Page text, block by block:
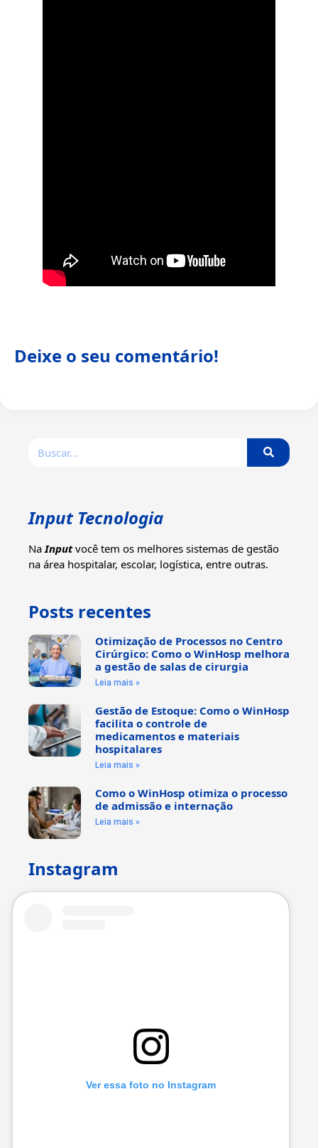
Deixe o seu comentário!
Input Tecnologia
Na Inputvocê tem os melhores sistemas de gestão
na área hospitalar, escolar, logística, entre outras.
Posts recentes
Otimização de Processos no Centro
Cirúrgico: Como o WinHosp melhora
a gestão de salas de cirurgia
Leia mais »
Gestão de Estoque: Como o WinHosp
facilita o controle de
medicamentos e materiais
hospitalares
Leia mais »
Como o WinHosp otimiza o processo
de admissão e internação
Leia mais »
Instagram
Ver essa foto no Instagram